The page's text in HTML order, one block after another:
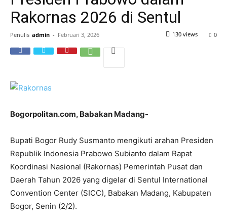
Rakornas 2026 di Sentul
Penulis admin - Februari 3, 2026 0
130 views
Bogorpolitan.com, Babakan Madang-
Bupati Bogor Rudy Susmanto mengikuti arahan Presiden
Republik Indonesia Prabowo Subianto dalam Rapat
Koordinasi Nasional (Rakornas) Pemerintah Pusat dan
Daerah Tahun 2026 yang digelar di Sentul International
Convention Center (SICC), Babakan Madang, Kabupaten
Bogor, Senin (2/2).